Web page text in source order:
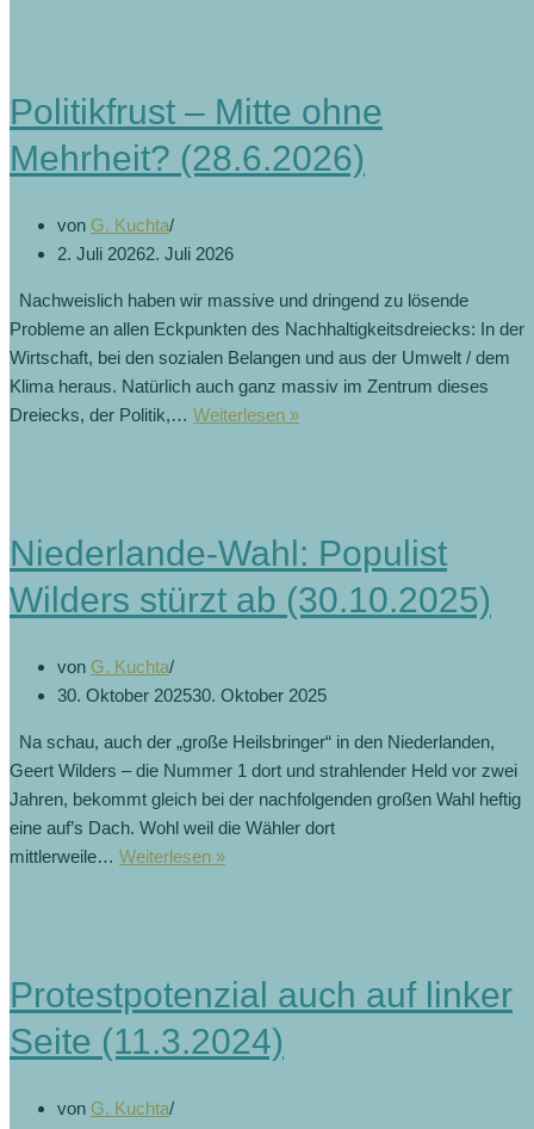
Politikfrust – Mitte ohne
Mehrheit? (28.6.2026)
von G. Kuchta
2. Juli 20262. Juli 2026
Nachweislich haben wir massive und dringend zu lösende
Probleme an allen Eckpunkten des Nachhaltigkeitsdreiecks: In der
Wirtschaft, bei den sozialen Belangen und aus der Umwelt / dem
Klima heraus. Natürlich auch ganz massiv im Zentrum dieses
Dreiecks, der Politik,… Weiterlesen »Politikfrust
(28.6.2026)
Niederlande-Wahl: Populist
Wilders stürzt ab (30.10.2025)
von G. Kuchta
30. Oktober 202530. Oktober 2025
Na schau, auch der „große Heilsbringer“ in den Niederlanden,
Geert Wilders – die Nummer 1 dort und strahlender Held vor zwei
Jahren, bekommt gleich bei der nachfolgenden großen Wahl heftig
eine auf’s Dach. Wohl weil die Wähler dort
mittlerweile… Weiterlesen »Niederlande-
ab
(30.10.2025)
Protestpotenzial auch auf linker
Seite (11.3.2024)
von G. Kuchta